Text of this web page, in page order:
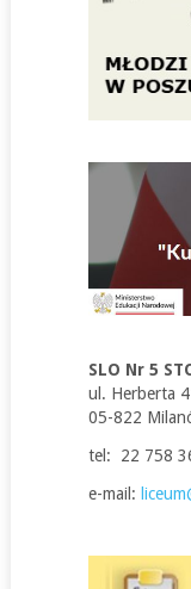
SLO Nr 5
ul. Herberta
05-822
tel: 22 758
e-mail: